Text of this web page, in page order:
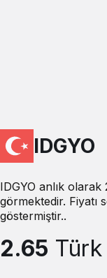
IDGYO
IDGYO anlık olarak
görmektedir. Fiyatı
göstermiştir..
2.65 Türk